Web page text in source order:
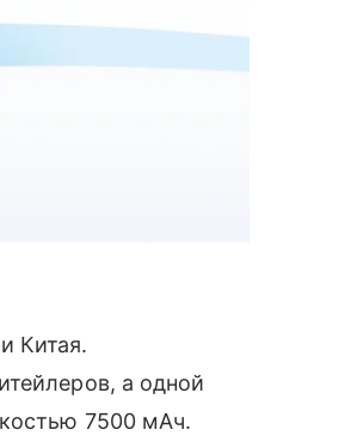
Китая.
а одной
7500 мАч.